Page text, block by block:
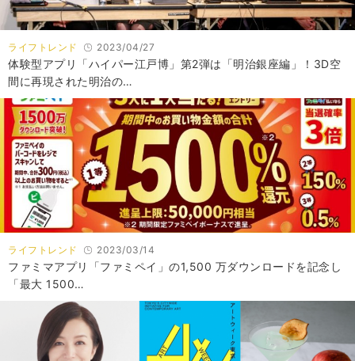
ライフトレンド 2023/04/27
体験型アプリ「ハイパー江戸博」第2弾は「明治銀座編」！3D空
間に再現された明治の…
ライフトレンド 2023/03/14
ファミマアプリ「ファミペイ」の1,500 万ダウンロードを記念し
「最大 1500…